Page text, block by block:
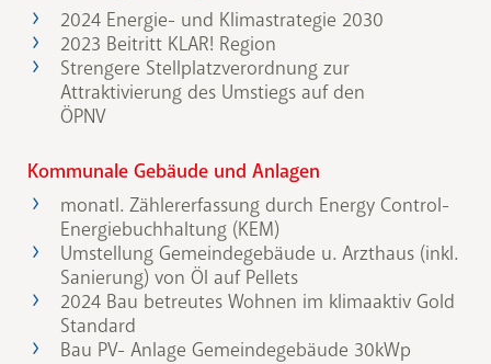
2024 Energie- und Klimastrategie 2030
2023 Beitritt KLAR! Region
Strengere Stellplatzverordnung zur
Attraktivierung des Umstiegs auf den
ÖPNV
Kommunale Gebäude und Anlagen
monatl. Zählererfassung durch Energy Control-
Energiebuchhaltung (KEM)
Umstellung Gemeindegebäude u. Arzthaus (inkl.
Sanierung) von Öl auf Pellets
2024 Bau betreutes Wohnen im klimaaktiv Gold
Standard
Bau PV- Anlage Gemeindegebäude 30kWp